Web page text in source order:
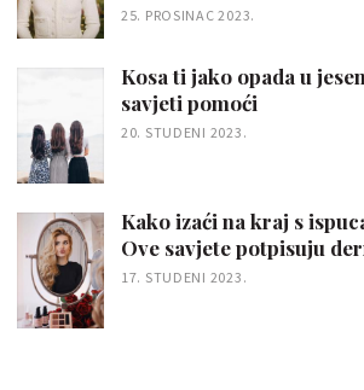
25. PROSINAC 2023.
Kosa ti jako opada u
savjeti pomoći
20. STUDENI 2023.
Kako izaći na kraj s
Ove savjete potpisuju
17. STUDENI 2023.